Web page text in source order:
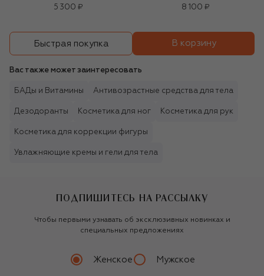
5 300 ₽
8 100 ₽
Быстрая покупка В корзину
Вас также может заинтересовать
БАДы и Витамины Антивозрастные средства для тела
Дезодоранты Косметика для ног Косметика для рук
Косметика для коррекции фигуры
Увлажняющие кремы и гели для тела
ПОДПИШИТЕСЬ НА РАССЫЛКУ
Чтобы первыми узнавать об эксклюзивных новинках и
специальных предложениях
Женское Мужское